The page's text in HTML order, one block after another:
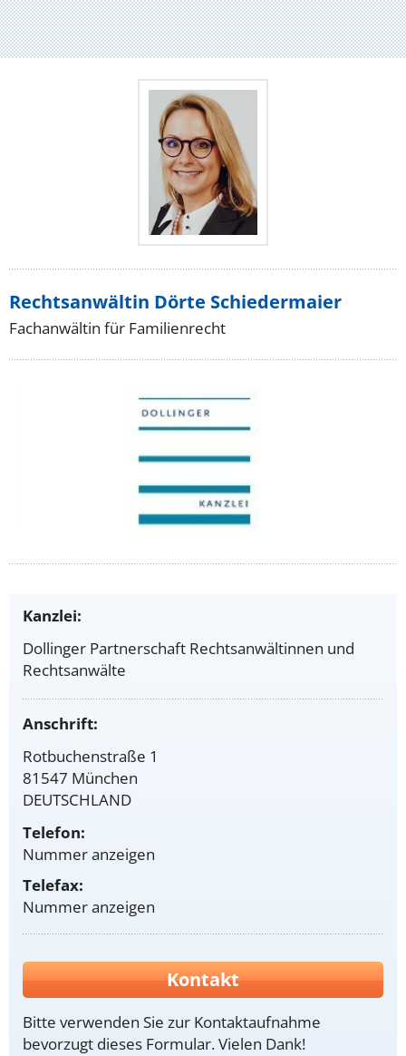
Rechtsanwältin Dörte Schiedermaier
Fachanwältin für Familienrecht
Kanzlei:
Dollinger Partnerschaft Rechtsanwältinnen und
Rechtsanwälte
Anschrift:
Rotbuchenstraße 1
81547 München
DEUTSCHLAND
Telefon:
Nummer anzeigen
Telefax:
Nummer anzeigen
Kontakt
Bitte verwenden Sie zur Kontaktaufnahme
bevorzugt dieses Formular. Vielen Dank!